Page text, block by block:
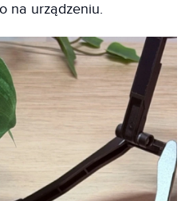
na urządzeniu.